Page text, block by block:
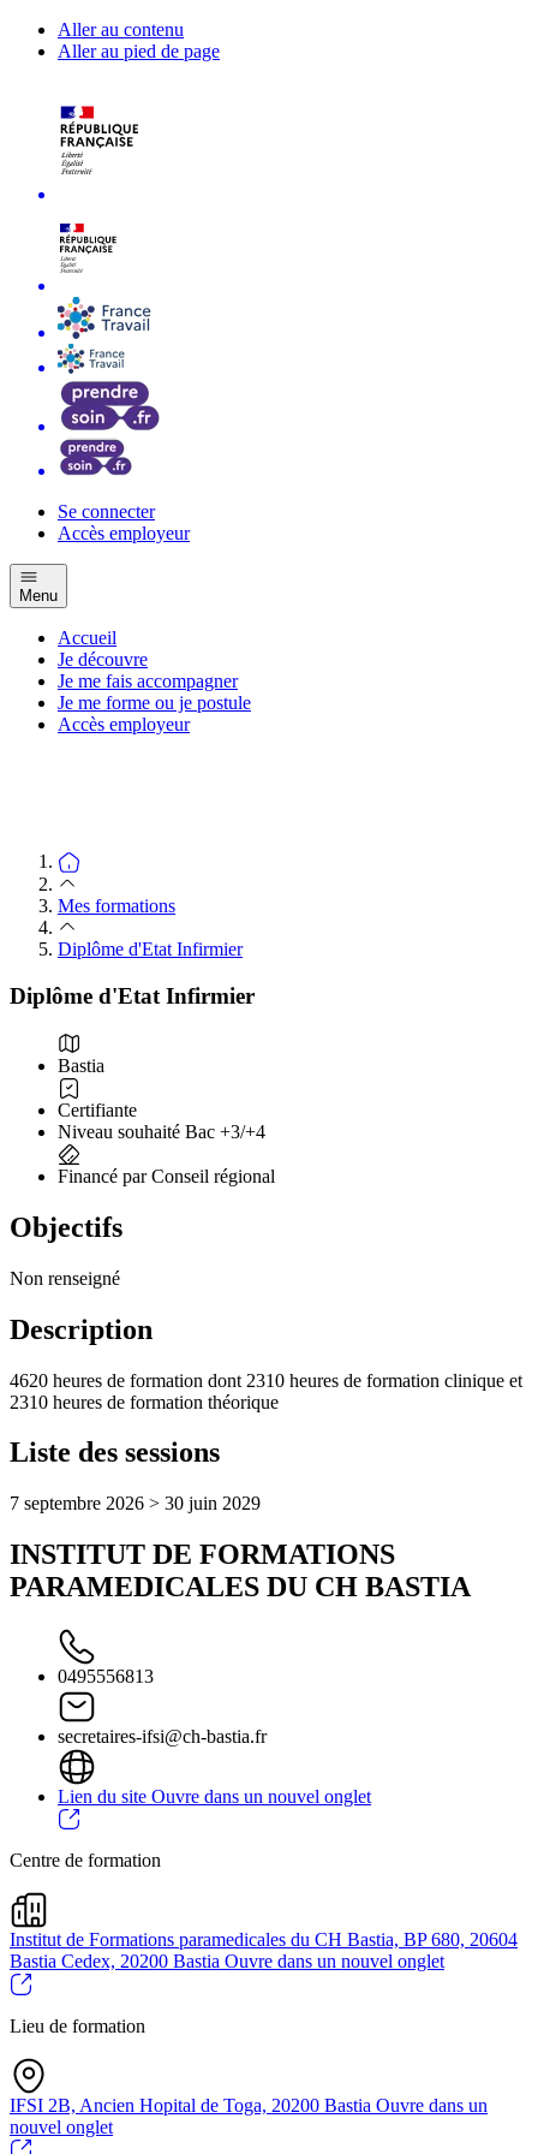
Aller au contenu
Aller au pied de page
Se connecter
Accès employeur
Menu
Accueil
Je découvre
Je me fais accompagner
Je me forme ou je postule
Accès employeur
Mes formations
Diplôme d'Etat Infirmier
Diplôme d'Etat Infirmier
Bastia
Certifiante
Niveau souhaité Bac +3/+4
Financé par Conseil régional
Objectifs
Non renseigné
Description
4620 heures de formation dont 2310 heures de formation clinique et
2310 heures de formation théorique
Liste des sessions
7 septembre 2026 > 30 juin 2029
INSTITUT DE FORMATIONS
PARAMEDICALES DU CH BASTIA
0495556813
secretaires-ifsi@ch-bastia.fr
Lien du site Ouvre dans un nouvel onglet
Centre de formation
Institut de Formations paramedicales du CH Bastia, BP 680, 20604
Bastia Cedex, 20200 Bastia Ouvre dans un nouvel onglet
Lieu de formation
IFSI 2B, Ancien Hopital de Toga, 20200 Bastia Ouvre dans un
nouvel onglet